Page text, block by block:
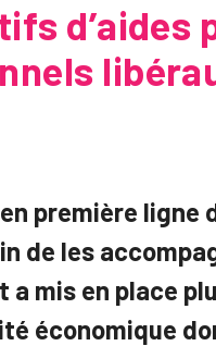
d’aides
première ligne
de les
a mis en place
économique